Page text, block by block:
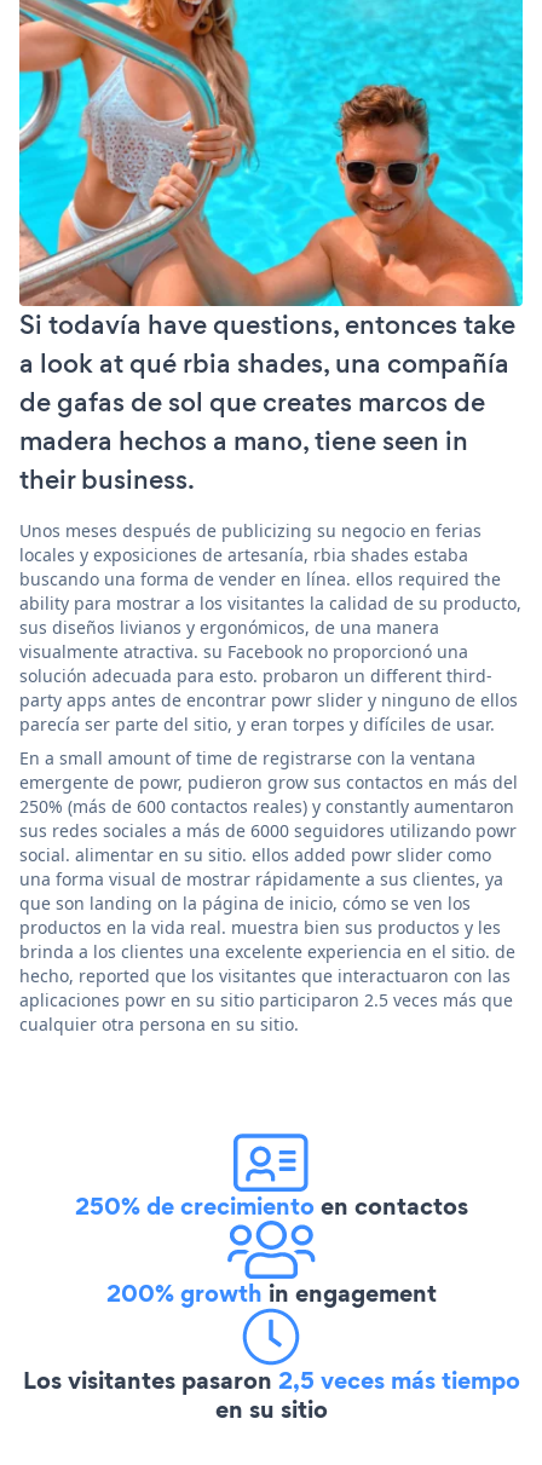
Si todavía have questions, entonces take
a look at qué rbia shades, una compañía
de gafas de sol que creates marcos de
madera hechos a mano, tiene seen in
their business.
Unos meses después de publicizing su negocio en ferias
locales y exposiciones de artesanía, rbia shades estaba
buscando una forma de vender en línea. ellos required the
ability para mostrar a los visitantes la calidad de su producto,
sus diseños livianos y ergonómicos, de una manera
visualmente atractiva. su Facebook no proporcionó una
solución adecuada para esto. probaron un different third-
party apps antes de encontrar powr slider y ninguno de ellos
parecía ser parte del sitio, y eran torpes y difíciles de usar.
En a small amount of time de registrarse con la ventana
emergente de powr, pudieron grow sus contactos en más del
250% (más de 600 contactos reales) y constantly aumentaron
sus redes sociales a más de 6000 seguidores utilizando powr
social. alimentar en su sitio. ellos added powr slider como
una forma visual de mostrar rápidamente a sus clientes, ya
que son landing on la página de inicio, cómo se ven los
productos en la vida real. muestra bien sus productos y les
brinda a los clientes una excelente experiencia en el sitio. de
hecho, reported que los visitantes que interactuaron con las
aplicaciones powr en su sitio participaron 2.5 veces más que
cualquier otra persona en su sitio.
250% de crecimientoen contactos
200% growth in engagement
Los visitantes pasaron 2,5 veces más tiempo
en su sitio